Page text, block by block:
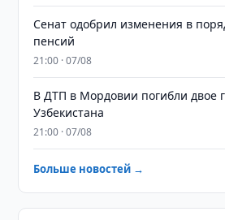
Сенат одобрил изменения в
пенсий
21:00 · 07/08
В ДТП в Мордовии погибли двое
Узбекистана
21:00 · 07/08
Больше новостей →